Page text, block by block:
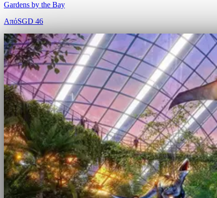
Gardens by the Bay
ΑπόSGD 46